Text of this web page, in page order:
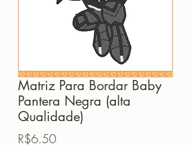
Matriz Para Bordar Baby
Pantera Negra (alta
Qualidade)
R$6.50Price